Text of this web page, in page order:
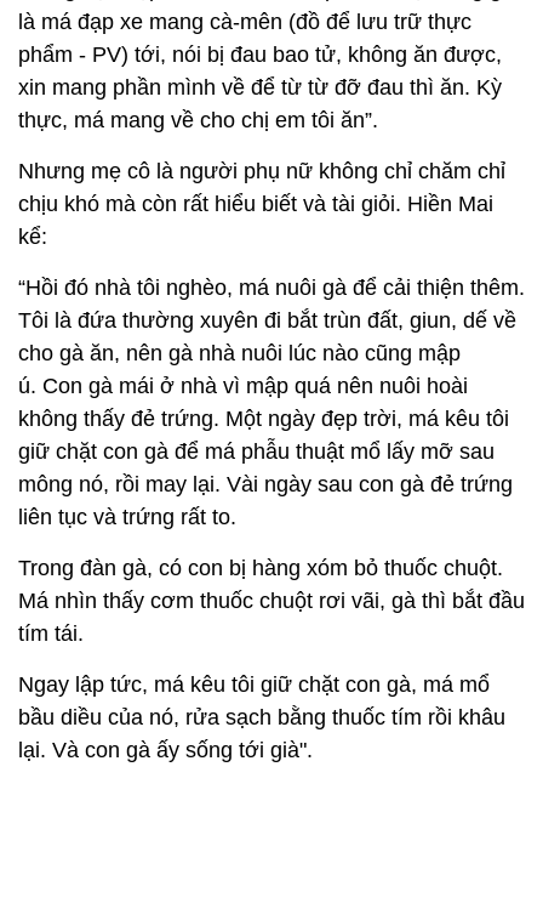
là má đạp xe mang cà-mên (đồ để lưu trữ thực
phẩm - PV) tới, nói bị đau bao tử, không ăn được,
xin mang phần mình về để từ từ đỡ đau thì ăn. Kỳ
thực, má mang về cho chị em tôi ăn”.
Nhưng mẹ cô là người phụ nữ không chỉ chăm chỉ
chịu khó mà còn rất hiểu biết và tài giỏi. Hiền Mai
kể:
“Hồi đó nhà tôi nghèo, má nuôi gà để cải thiện thêm.
Tôi là đứa thường xuyên đi bắt trùn đất, giun, dế về
cho gà ăn, nên gà nhà nuôi lúc nào cũng mập
ú. Con gà mái ở nhà vì mập quá nên nuôi hoài
không thấy đẻ trứng. Một ngày đẹp trời, má kêu tôi
giữ chặt con gà để má phẫu thuật mổ lấy mỡ sau
mông nó, rồi may lại. Vài ngày sau con gà đẻ trứng
liên tục và trứng rất to.
Trong đàn gà, có con bị hàng xóm bỏ thuốc chuột.
Má nhìn thấy cơm thuốc chuột rơi vãi, gà thì bắt đầu
tím tái.
Ngay lập tức, má kêu tôi giữ chặt con gà, má mổ
bầu diều của nó, rửa sạch bằng thuốc tím rồi khâu
lại. Và con gà ấy sống tới già".